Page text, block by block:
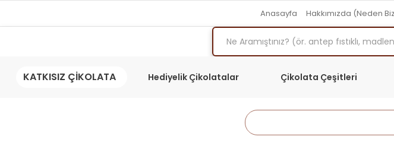
Anasayfa Hakkımızda (Neden
KATKISIZ ÇİKOLATA Hediyelik Çikolatalar Çikolata Çeşitleri